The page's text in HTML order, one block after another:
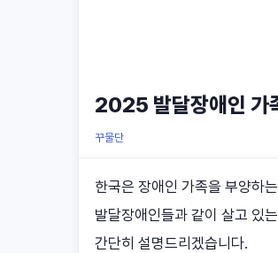
2025 발달장애인 가
꾸물단
한국은 장애인 가족을 부양하
발달장애인들과 같이 살고 있
간단히 설명드리겠습니다.